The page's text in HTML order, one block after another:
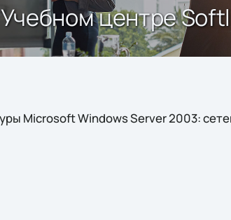
центре
Microsoft Windows Server 2003: